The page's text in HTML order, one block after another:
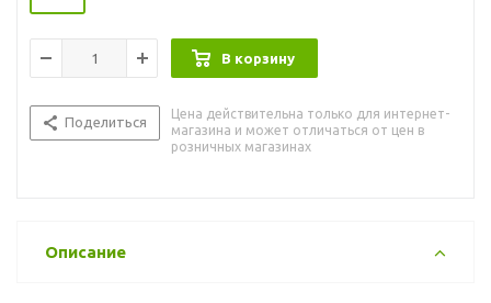
В корзину
Поделиться
Цена действительна только для интернет-
магазина и может отличаться от цен в
розничных магазинах
Описание